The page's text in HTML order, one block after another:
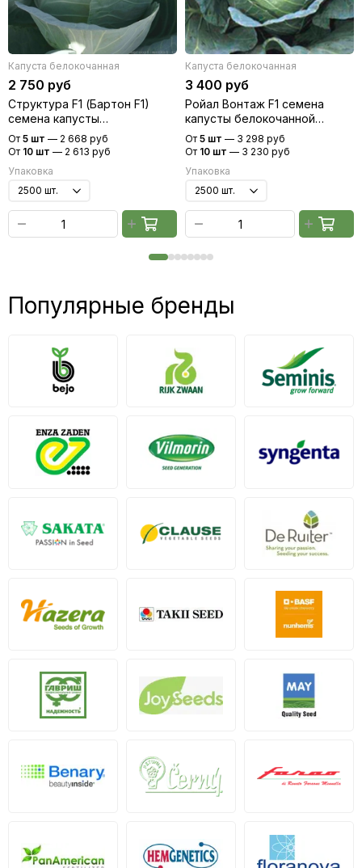
Капуста белокочанная
2 750 руб
Структура F1 (Бартон F1)
семена капусты
белокочанной (Hazera /
Хазера)
От 5 шт — 2 668 руб
От 10 шт — 2 613 руб
Упаковка
Капуста белокочанная
3 400 руб
Ройал Вонтаж F1 семена
капусты белокочанной
(Sakata / Саката)
От 5 шт — 3 298 руб
От 10 шт — 3 230 руб
Упаковка
Популярные бренды